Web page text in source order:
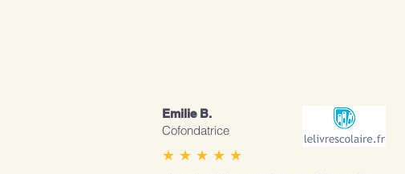
★ ★ ★ ★ ★
Emilie B.
Cofondatrice